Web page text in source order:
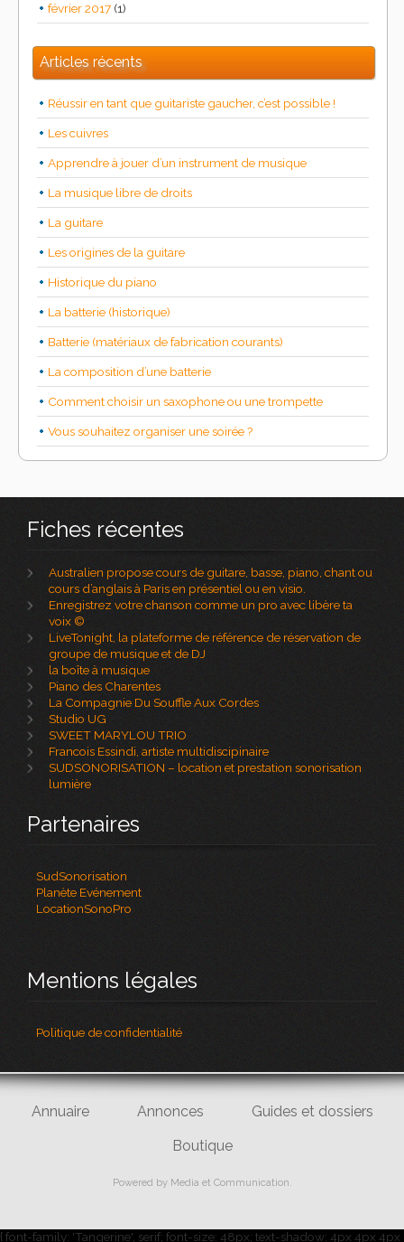
février 2017 (1)
Articles récents
Réussir en tant que guitariste gaucher, c’est possible !
Les cuivres
Apprendre à jouer d’un instrument de musique
La musique libre de droits
La guitare
Les origines de la guitare
Historique du piano
La batterie (historique)
Batterie (matériaux de fabrication courants)
La composition d’une batterie
Comment choisir un saxophone ou une trompette
Vous souhaitez organiser une soirée ?
Fiches récentes
Australien propose cours de guitare, basse, piano, chant ou
cours d’anglais à Paris en présentiel ou en visio.
Enregistrez votre chanson comme un pro avec libère ta
voix ©
LiveTonight, la plateforme de référence de réservation de
groupe de musique et de DJ
la boîte à musique
Piano des Charentes
La Compagnie Du Souffle Aux Cordes
Studio UG
SWEET MARYLOU TRIO
Francois Essindi, artiste multidiscipinaire
SUDSONORISATION – location et prestation sonorisation
lumière
Partenaires
SudSonorisation
Planète Evénement
LocationSonoPro
Mentions légales
Politique de confidentialité
Annuaire Annonces
Guides et dossiers
Boutique
Powered by Media et Communication.
{ font-family: 'Tangerine', serif; font-size: 48px; text-shadow: 4px 4px 4px